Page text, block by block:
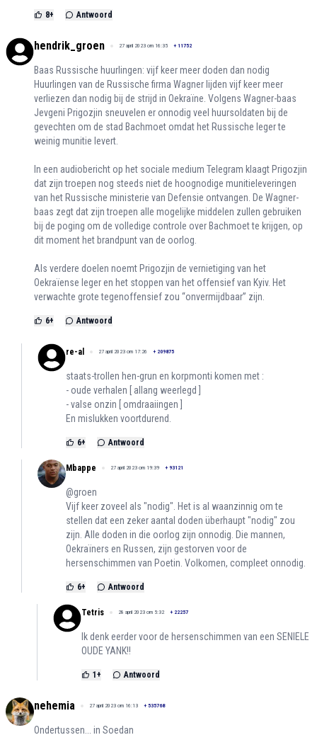
8+ Antwoord
hendrik_groen 27 april 2023 om 16:35 + 11752
Baas Russische huurlingen: vijf keer meer doden dan nodig
Huurlingen van de Russische firma Wagner lijden vijf keer meer
verliezen dan nodig bij de strijd in Oekraïne. Volgens Wagner-baas
Jevgeni Prigozjin sneuvelen er onnodig veel huursoldaten bij de
gevechten om de stad Bachmoet omdat het Russische leger te
weinig munitie levert.
In een audiobericht op het sociale medium Telegram klaagt Prigozjin
dat zijn troepen nog steeds niet de hoognodige munitieleveringen
van het Russische ministerie van Defensie ontvangen. De Wagner-
baas zegt dat zijn troepen alle mogelijke middelen zullen gebruiken
bij de poging om de volledige controle over Bachmoet te krijgen, op
dit moment het brandpunt van de oorlog.
Als verdere doelen noemt Prigozjin de vernietiging van het
Oekraïense leger en het stoppen van het offensief van Kyiv. Het
verwachte grote tegenoffensief zou “onvermijdbaar” zijn.
6+ Antwoord
re-al 27 april 2023 om 17:26 + 209875
staats-trollen hen-grun en korpmonti komen met :
- oude verhalen [ allang weerlegd ]
- valse onzin [ omdraaiingen ]
En mislukken voortdurend.
6+ Antwoord
Mbappe 27 april 2023 om 19:39 + 93121
@groen
Vijf keer zoveel als "nodig". Het is al waanzinnig om te
stellen dat een zeker aantal doden überhaupt "nodig" zou
zijn. Alle doden in die oorlog zijn onnodig. Die mannen,
Oekraïners en Russen, zijn gestorven voor de
hersenschimmen van Poetin. Volkomen, compleet onnodig.
6+ Antwoord
Tetris 28 april 2023 om 5:32 + 22257
Ik denk eerder voor de hersenschimmen van een SENIELE
OUDE YANK!!
1 + Antwoord
nehemia 27 april 2023 om 16:13 + 535768
Ondertussen... in Soedan